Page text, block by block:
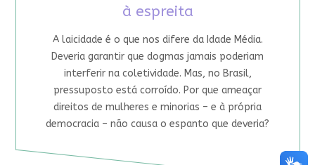
à espreita
A laicidade é o que nos difere da Idade Média.
Deveria garantir que dogmas jamais poderiam
interferir na coletividade. Mas, no Brasil,
pressuposto está corroído. Por que ameaçar
direitos de mulheres e minorias – e à própria
democracia – não causa o espanto que deveria?